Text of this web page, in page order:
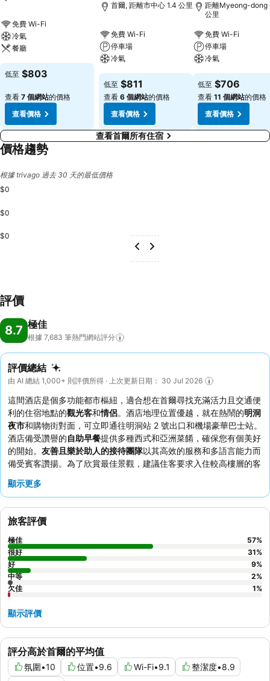
免費 Wi-Fi
冷氣
餐廳
低至 $803
查看 7 個網站的價格
查看價格
首爾, 距離市中心 1.4 公里
免費 Wi-Fi
停車場
冷氣
低至 $811
查看 6 個網站的價格
查看價格
距離Myeong-dong
公里
免費 Wi-Fi
停車場
冷氣
低至 $706
查看 11 個網站的價格
查看價格
查看首爾所有住宿
價格趨勢
根據 trivago 過去 30 天的最低價格
$0
$0
$0
評價
8.7 極佳
根據 7,683 筆熱門網站評分
評價總結
由 AI 總結 1,000+ 則評價所得 · 上次更新日期： 30 Jul 2026
這間酒店是個多功能都市樞紐，適合想在首爾尋找充滿活力且交通便
利的住宿地點的觀光客和情侶。酒店地理位置優越，就在熱鬧的明洞
夜市和購物街對面，可立即通往明洞站 2 號出口和機場豪華巴士站。
酒店備受讚譽的自助早餐提供多種西式和亞洲菜餚，確保您有個美好
的開始。 友善且樂於助人的接待團隊以其高效的服務和多語言能力而
備受賓客讚揚。為了欣賞最佳景觀，建議住客要求入住較高樓層的客
顯示更多
評分高於首爾的平均值
氛圍•10 位置•9.6 Wi-Fi•9.1 整潔度•8.9
旅客評價
極佳 57%
很好
31%
好
9%
中等
2%
欠佳
1%
顯示評價